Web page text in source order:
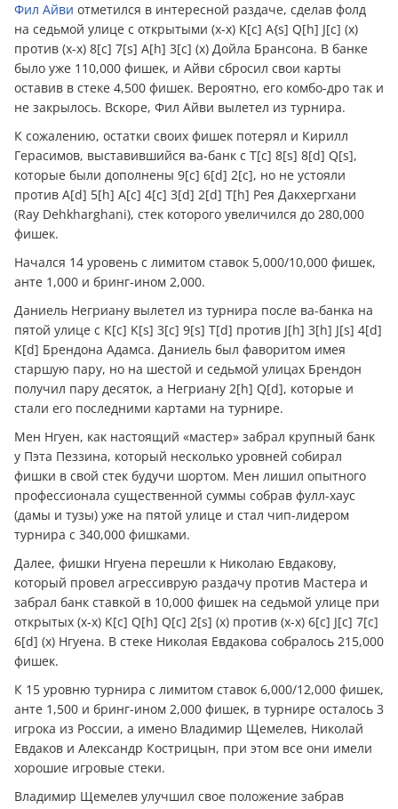
Фил Айви отметился в интересной раздаче, сделав фолд
на седьмой улице с открытыми (x-x) K[c] A{s] Q[h] J[c] (x)
против (x-x) 8[c] 7[s] A[h] 3[c] (x) Дойла Брансона. В банке
было уже 110,000 фишек, и Айви сбросил свои карты
оставив в стеке 4,500 фишек. Вероятно, его комбо-дро так и
не закрылось. Вскоре, Фил Айви вылетел из турнира.
К сожалению, остатки своих фишек потерял и Кирилл
Герасимов, выставившийся ва-банк с T[c] 8[s] 8[d] Q[s],
которые были дополнены 9[c] 6[d] 2[c], но не устояли
против A[d] 5[h] A[c] 4[c] 3[d] 2[d] T[h] Рея Дакхергхани
(Ray Dehkharghani), стек которого увеличился до 280,000
фишек.
Начался 14 уровень с лимитом ставок 5,000/10,000 фишек,
анте 1,000 и бринг-ином 2,000.
Даниель Негриану вылетел из турнира после ва-банка на
пятой улице с K[c] K[s] 3[c] 9[s] T[d] против J[h] 3[h] J[s] 4[d]
K[d] Брендона Адамса. Даниель был фаворитом имея
старшую пару, но на шестой и седьмой улицах Брендон
получил пару десяток, а Негриану 2[h] Q[d], которые и
стали его последними картами на турнире.
Мен Нгуен, как настоящий «мастер» забрал крупный банк
у Пэта Пеззина, который несколько уровней собирал
фишки в свой стек будучи шортом. Мен лишил опытного
профессионала существенной суммы собрав фулл-хаус
(дамы и тузы) уже на пятой улице и стал чип-лидером
турнира с 340,000 фишками.
Далее, фишки Нгуена перешли к Николаю Евдакову,
который провел агрессиврую раздачу против Мастера и
забрал банк ставкой в 10,000 фишек на седьмой улице при
открытых (x-x) K[c] Q[h] Q[c] 2[s] (x) против (x-x) 6[c] J[c] 7[c]
6[d] (x) Нгуена. В стеке Николая Евдакова собралось 215,000
фишек.
К 15 уровню турнира с лимитом ставок 6,000/12,000 фишек,
анте 1,500 и бринг-ином 2,000 фишек, в турнире осталось 3
игрока из России, а имено Владимир Щемелев, Николай
Евдаков и Александр Кострицын, при этом все они имели
хорошие игровые стеки.
Владимир Щемелев улучшил свое положение забрав